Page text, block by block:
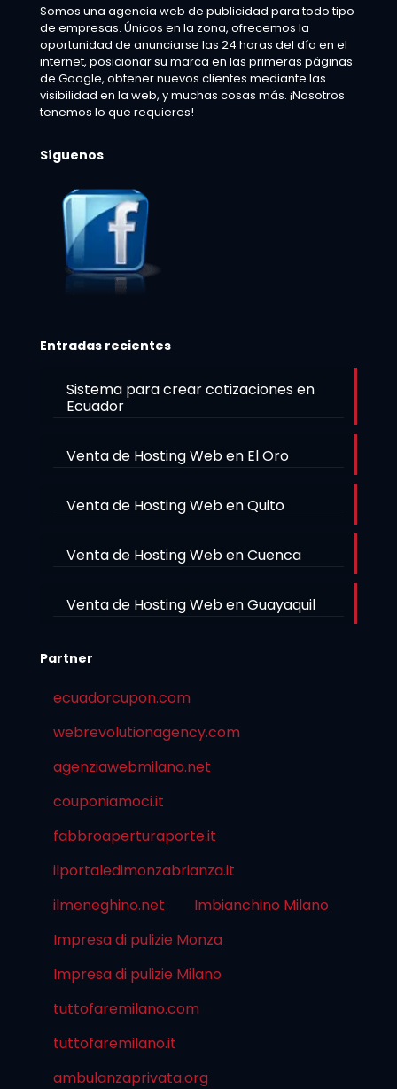
Somos una agencia web de publicidad para todo tipo
de empresas. Únicos en la zona, ofrecemos la
oportunidad de anunciarse las 24 horas del día en el
internet, posicionar su marca en las primeras páginas
de Google, obtener nuevos clientes mediante las
visibilidad en la web, y muchas cosas más. ¡Nosotros
tenemos lo que requieres!
Síguenos
Entradas recientes
Sistema para crear cotizaciones en
Ecuador
Venta de Hosting Web en El Oro
Venta de Hosting Web en Quito
Venta de Hosting Web en Cuenca
Venta de Hosting Web en Guayaquil
Partner
ecuadorcupon.com
webrevolutionagency.com
agenziawebmilano.net
couponiamoci.it
fabbroaperturaporte.it
ilportaledimonzabrianza.it
ilmeneghino.net
Imbianchino Milano
Impresa di pulizie Monza
Impresa di pulizie Milano
tuttofaremilano.com
tuttofaremilano.it
ambulanzaprivata.org